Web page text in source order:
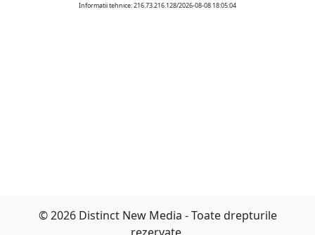
Informatii tehnice: 216.73.216.128/2026-08-08 18:05:04
© 2026 Distinct New Media - Toate drepturile